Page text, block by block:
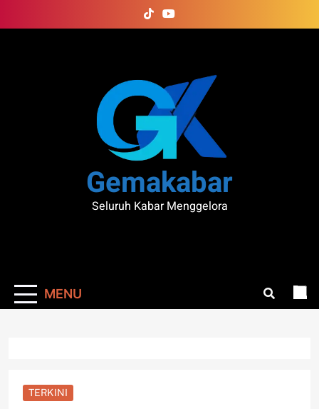
to
Gemakabar
Seluruh Kabar Menggelora
MENU
TERKINI